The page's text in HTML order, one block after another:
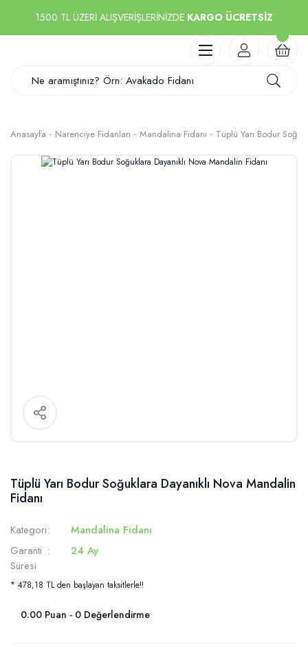
1500 TL ÜZERİ ALIŞVERİŞLERİNİZDE KARGO ÜCRETSİZ
Anasayfa Narenciye Fidanları Mandalina Fidanı Tüplü Yarı Bodur
Tüplü Yarı Bodur Soğuklara Dayanıklı Nova Mandalin
Fidanı
Kategori
Mandalina Fidanı
Garanti
Süresi
24 Ay
* 478,18 TL den başlayan taksitlerle!!
0.00 Puan - 0 Değerlendirme